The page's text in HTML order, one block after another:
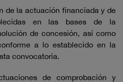
de la actuación financiada y de
en las bases de la
de concesión, así como
a lo establecido en la
convocatoria.
de comprobación y